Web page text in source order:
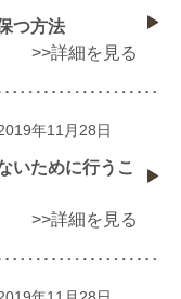
つ方法
>>詳細を見る
年11月28日
いために行うこ
>>詳細を見る